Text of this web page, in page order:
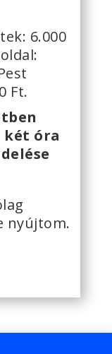
6.000
Ft.
két óra
nyújtom.